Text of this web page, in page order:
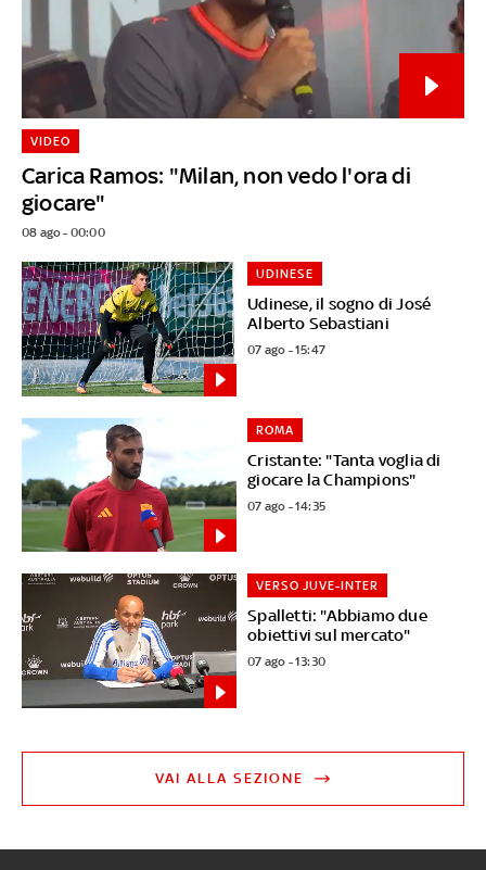
Carica Ramos: "Milan, non vedo l'ora di
giocare"
VIDEO
08 ago - 00:00
Udinese, il sogno di José
Alberto Sebastiani
UDINESE
07 ago - 15:47
Cristante: "Tanta voglia di
giocare la Champions"
ROMA
07 ago - 14:35
Spalletti: "Abbiamo due
obiettivi sul mercato"
VERSO JUVE-INTER
07 ago - 13:30
VAI ALLA SEZIONE